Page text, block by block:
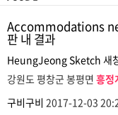
Accommodations
판 내 결과
HeungJeong Sketch 새
강원도 평창군 봉평면 흥정
구비구비 2017-12-03